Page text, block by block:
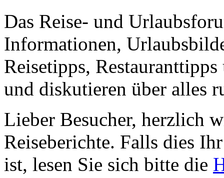
Das Reise- und
Informationen,
Reisetipps,
und diskutieren über alles
Lieber Besucher, herzlich
Reiseberichte. Falls dies
ist, lesen Sie sich bitte die